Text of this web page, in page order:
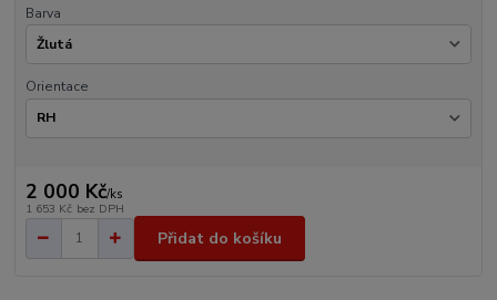
Barva
Orientace
2 000 Kč/ks
1 653 Kč bez DPH
Přidat do košíku